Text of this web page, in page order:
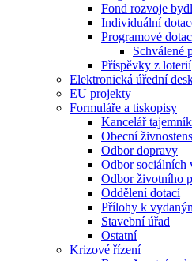
Fond rozvoje
Individuální
Programové
Schválené
Příspěvky z loterií
Elektronická úřední
EU projekty
Formuláře a tiskopisy
Kancelář
Obecní
Odbor dopravy
Odbor sociálních
Odbor životního
Oddělení dotací
Přílohy k
Stavební úřad
Ostatní
Krizové řízení